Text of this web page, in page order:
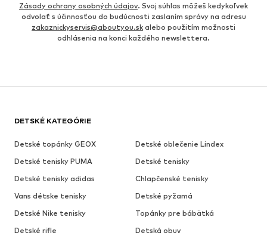
Zásady ochrany osobných údajov. Svoj súhlas môžeš kedykoľvek
odvolať s účinnosťou do budúcnosti zaslaním správy na adresu
zakaznickyservis@aboutyou.sk alebo použitím možnosti
odhlásenia na konci každého newslettera.
DETSKÉ KATEGÓRIE
Detské topánky GEOX
Detské oblečenie Lindex
Detské tenisky PUMA
Detské tenisky
Detské tenisky adidas
Chlapčenské tenisky
Vans détske tenisky
Detské pyžamá
Detské Nike tenisky
Topánky pre bábätká
Detské rifle
Detská obuv